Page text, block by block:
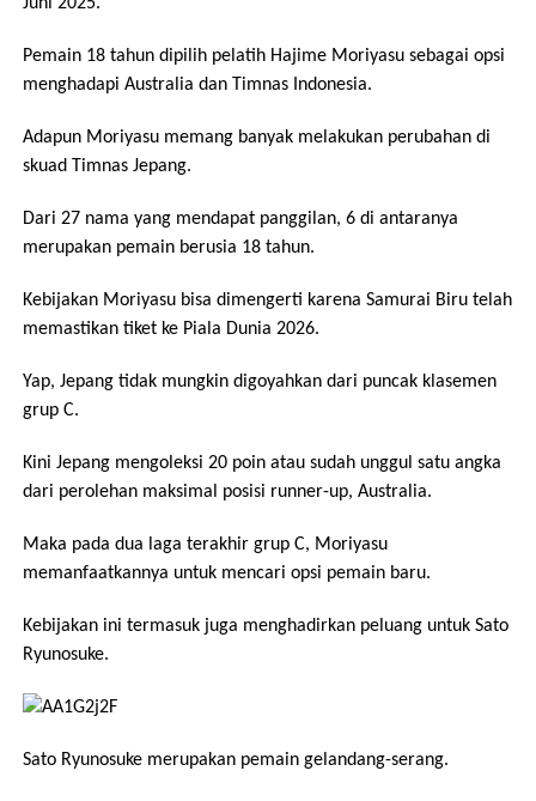
Pemain 18 tahun dipilih pelatih Hajime Moriyasu sebagai opsi
menghadapi Australia dan Timnas Indonesia.
Adapun Moriyasu memang banyak melakukan perubahan di
skuad Timnas Jepang.
Dari 27 nama yang mendapat panggilan, 6 di antaranya
merupakan pemain berusia 18 tahun.
Kebijakan Moriyasu bisa dimengerti karena Samurai Biru telah
memastikan tiket ke Piala Dunia 2026.
Yap, Jepang tidak mungkin digoyahkan dari puncak klasemen
grup C.
Kini Jepang mengoleksi 20 poin atau sudah unggul satu angka
dari perolehan maksimal posisi runner-up, Australia.
Maka pada dua laga terakhir grup C, Moriyasu
memanfaatkannya untuk mencari opsi pemain baru.
Kebijakan ini termasuk juga menghadirkan peluang untuk Sato
Ryunosuke.
Sato Ryunosuke merupakan pemain gelandang-serang.